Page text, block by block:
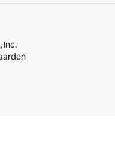
Inc.